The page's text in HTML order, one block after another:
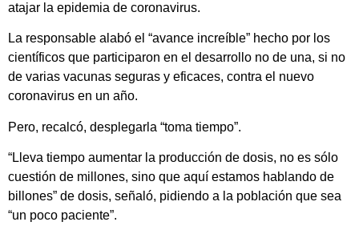
atajar la epidemia de coronavirus.
La responsable alabó el “avance increíble” hecho por los
científicos que participaron en el desarrollo no de una, si no
de varias vacunas seguras y eficaces, contra el nuevo
coronavirus en un año.
Pero, recalcó, desplegarla “toma tiempo”.
“Lleva tiempo aumentar la producción de dosis, no es sólo
cuestión de millones, sino que aquí estamos hablando de
billones” de dosis, señaló, pidiendo a la población que sea
“un poco paciente”.